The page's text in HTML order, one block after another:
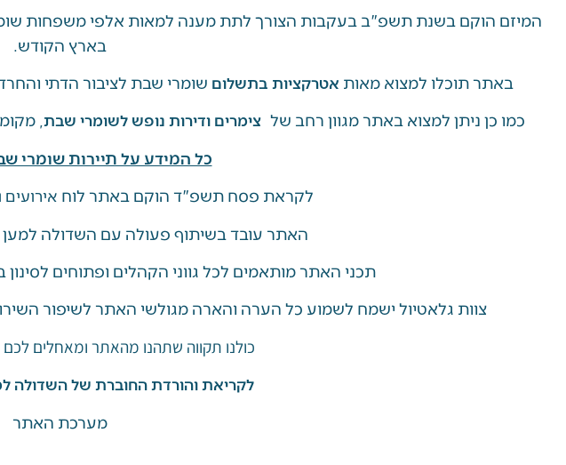
המיזם הוקם בשנת תשפ"ב בעקבות הצורך לתת מענה למאות אלפי משפחות
בארץ הקודש.
באתר תוכלו למצוא מאות אטרקציות בתשלום שומרי שבת לציבור הדתי
כמו כן ניתן למצוא באתר מגוון רחב של צימרים ודירות נופש לשומרי שבת ,
כל המידע על תיירות שומרי
לקראת פסח תשפ"ד הוקם באתר לוח
האתר עובד בשיתוף פעולה עם השדולה למען
תכני האתר מותאמים לכל גווני הקהלים ופתוחים
צוות גלאטיול ישמח לשמוע כל הערה והארה מגולשי האתר לשיפור
כולנו תקווה שתהנו מהאתר ומאחלים
לקריאת והורדת החוברת של השדולה
מערכת האתר